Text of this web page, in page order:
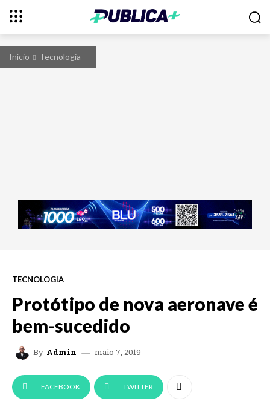
Início Tecnologia
TECNOLOGIA
Protótipo de nova aeronave é
bem-sucedido
By Admin maio 7, 2019
FACEBOOK TWITTER